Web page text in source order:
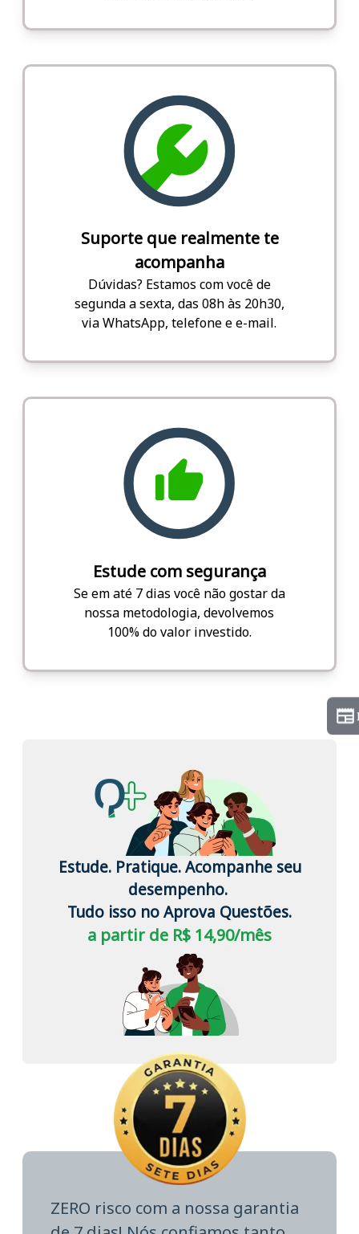
Suporte que realmente te
acompanha
Dúvidas? Estamos com você de
segunda a sexta, das 08h às 20h30,
via WhatsApp, telefone e e-mail.
Estude com segurança
Se em até 7 dias você não gostar da
nossa metodologia, devolvemos
100% do valor investido.
Estude. Pratique. Acompanhe seu
desempenho.
Tudo isso no Aprova Questões.
a partir de R$ 14,90/mês
ZERO risco com a nossa garantia